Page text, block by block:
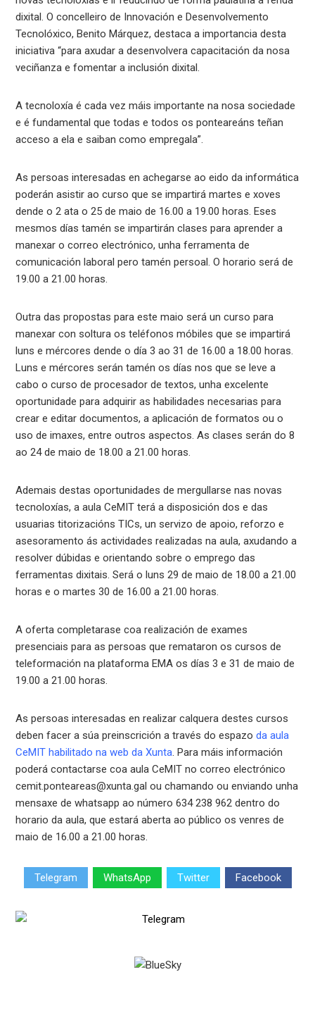
dixital. O concelleiro de Innovación e Desenvolvemento
Tecnolóxico, Benito Márquez, destaca a importancia desta
iniciativa “para axudar a desenvolvera capacitación da nosa
veciñanza e fomentar a inclusión dixital.
A tecnoloxía é cada vez máis importante na nosa sociedade
e é fundamental que todas e todos os ponteareáns teñan
acceso a ela e saiban como empregala”.
As persoas interesadas en achegarse ao eido da informática
poderán asistir ao curso que se impartirá martes e xoves
dende o 2 ata o 25 de maio de 16.00 a 19.00 horas. Eses
mesmos días tamén se impartirán clases para aprender a
manexar o correo electrónico, unha ferramenta de
comunicación laboral pero tamén persoal. O horario será de
19.00 a 21.00 horas.
Outra das propostas para este maio será un curso para
manexar con soltura os teléfonos móbiles que se impartirá
luns e mércores dende o día 3 ao 31 de 16.00 a 18.00 horas.
Luns e mércores serán tamén os días nos que se leve a
cabo o curso de procesador de textos, unha excelente
oportunidade para adquirir as habilidades necesarias para
crear e editar documentos, a aplicación de formatos ou o
uso de imaxes, entre outros aspectos. As clases serán do 8
ao 24 de maio de 18.00 a 21.00 horas.
Ademais destas oportunidades de mergullarse nas novas
tecnoloxías, a aula CeMIT terá a disposición dos e das
usuarias titorizacións TICs, un servizo de apoio, reforzo e
asesoramento ás actividades realizadas na aula, axudando a
resolver dúbidas e orientando sobre o emprego das
ferramentas dixitais. Será o luns 29 de maio de 18.00 a 21.00
horas e o martes 30 de 16.00 a 21.00 horas.
A oferta completarase coa realización de exames
presenciais para as persoas que remataron os cursos de
teleformación na plataforma EMA os días 3 e 31 de maio de
19.00 a 21.00 horas.
As persoas interesadas en realizar calquera destes cursos
deben facer a súa preinscrición a través do espazoda aula
CeMIT habilitado na web da Xunta. Para máis información
poderá contactarse coa aula CeMIT no correo electrónico
cemit.ponteareas@xunta.gal ou chamando ou enviando unha
mensaxe de whatsapp ao número 634 238 962 dentro do
horario da aula, que estará aberta ao público os venres de
maio de 16.00 a 21.00 horas.
Telegram WhatsApp Twitter Facebook